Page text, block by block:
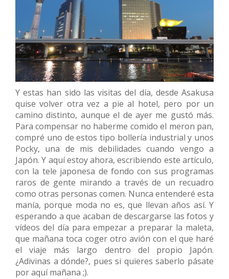
Y estas han sido las visitas del día, desde Asakusa
quise volver otra vez a pie al hotel, pero por un
camino distinto, aunque el de ayer me gustó más.
Para compensar no haberme comido el meron pan,
compré uno de estos tipo bollería industrial y unos
Pocky, una de mis debilidades cuando vengo a
Japón. Y aquí estoy ahora, escribiendo este artículo,
con la tele japonesa de fondo con sus programas
raros de gente mirando a través de un recuadro
como otras personas comen. Nunca entenderé esta
manía, porque moda no es, que llevan años así. Y
esperando a que acaban de descargarse las fotos y
vídeos del día para empezar a preparar la maleta,
que mañana toca coger otro avión con el que haré
el viaje más largo dentro del propio Japón.
¿Adivinas a dónde?, pues si quieres saberlo pásate
por aquí mañana ;).